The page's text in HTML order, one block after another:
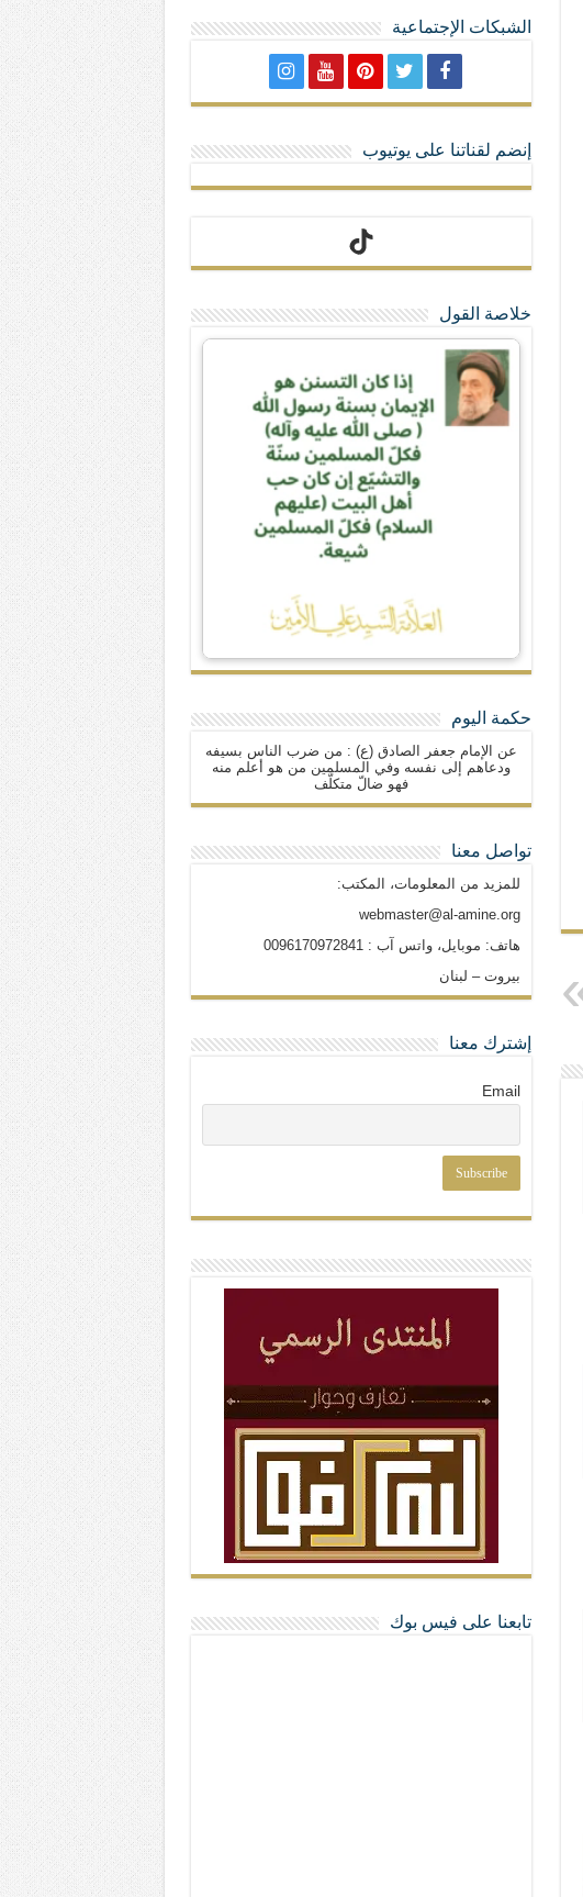
الشبكات الإجتماعية
إنضم لقناتنا على يوتيوب
خلاصة القول
حكمة اليوم
عن الإمام جعفر الصادق (ع) : من ضرب الناس بسيفه
ودعاهم إلى نفسه وفي المسلمين من هو أعلم منه
فهو ضالّ متكلّف
تواصل معنا
للمزيد من المعلومات، المكتب:
webmaster@al-amine.org
هاتف: موبايل، واتس آب : 0096170972841
بيروت – لبنان
إشترك معنا
Email
تابعنا على فيس بوك